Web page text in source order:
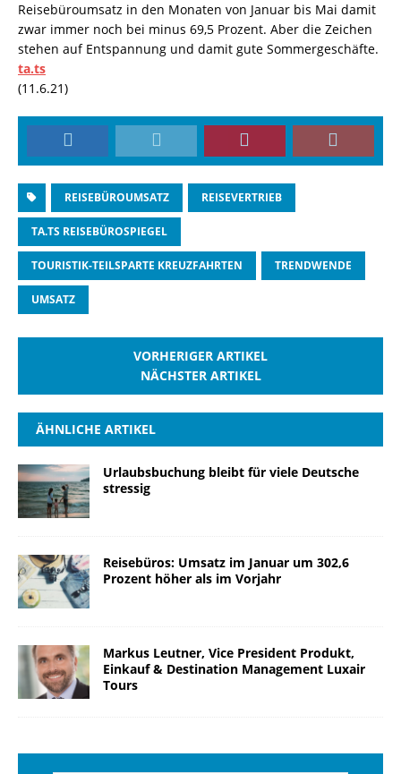
Reisebüroumsatz in den Monaten von Januar bis Mai damit
zwar immer noch bei minus 69,5 Prozent. Aber die Zeichen
stehen auf Entspannung und damit gute Sommergeschäfte.
ta.ts
(11.6.21)
REISEBÜROUMSATZ REISEVERTRIEB
TA.TS REISEBÜROSPIEGEL
TOURISTIK-TEILSPARTE KREUZFAHRTEN TRENDWENDE
UMSATZ
VORHERIGER ARTIKEL
NÄCHSTER ARTIKEL
ÄHNLICHE ARTIKEL
Urlaubsbuchung bleibt für viele Deutsche
stressig
Reisebüros: Umsatz im Januar um 302,6
Prozent höher als im Vorjahr
Markus Leutner, Vice President Produkt,
Einkauf & Destination Management Luxair
Tours